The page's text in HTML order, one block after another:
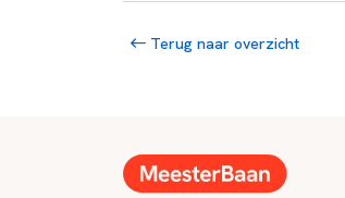
Terug naar overzicht